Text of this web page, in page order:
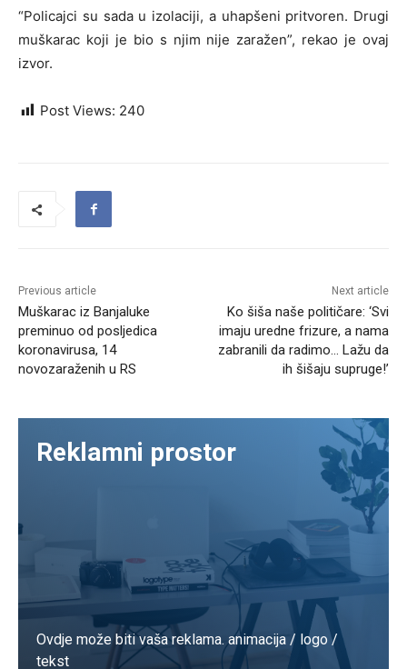
“Policajci su sada u izolaciji, a uhapšeni pritvoren. Drugi
muškarac koji je bio s njim nije zaražen”, rekao je ovaj
izvor.
Post Views: 240
Previous article
Muškarac iz Banjaluke
preminuo od posljedica
koronavirusa, 14
novozaraženih u RS
Next article
Ko šiša naše političare: ‘Svi
imaju uredne frizure, a nama
zabranili da radimo… Lažu da
ih šišaju supruge!’
Reklamni prostor
Ovdje može biti vaša reklama. animacija / logo /
tekst